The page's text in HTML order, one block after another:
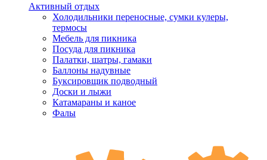
Активный отдых
Холодильники переносные, сумки кулеры,
термосы
Мебель для пикника
Посуда для пикника
Палатки, шатры, гамаки
Баллоны надувные
Буксировщик подводный
Доски и лыжи
Катамараны и каное
Фалы